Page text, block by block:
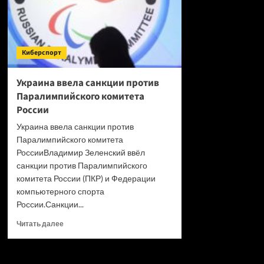
Киберспорт
Украина ввела санкции против
Паралимпийского комитета
России
Украина ввела санкции против
Паралимпийского комитета
РоссииВладимир Зеленский ввёл
санкции против Паралимпийского
комитета России (ПКР) и Федерации
компьютерного спорта
России.Санкции...
Читать далееПрочитать